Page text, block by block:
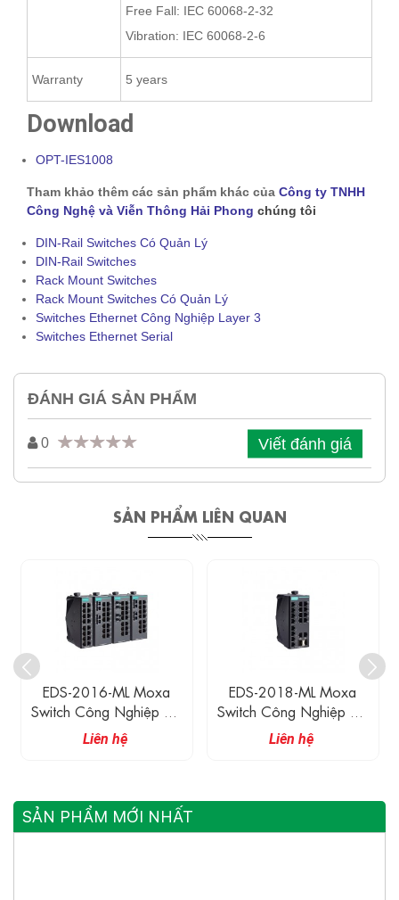
Free Fall: IEC 60068-2-32
Vibration: IEC 60068-2-6
Warranty 5 years
Download
OPT-IES1008
Tham khảo thêm các sản phẩm khác của Công ty TNHH
Công Nghệ và Viễn Thông Hải Phong chúng tôi
DIN-Rail Switches Có Quản Lý
DIN-Rail Switches
Rack Mount Switches
Rack Mount Switches Có Quản Lý
Switches Ethernet Công Nghiệp Layer 3
Switches Ethernet Serial
ĐÁNH GIÁ SẢN PHẨM
0 Viết đánh giá
SẢN PHẨM LIÊN QUAN
EDS-2016-ML Moxa
Switch Công Nghiệp 16
Cổng 10/100M
Liên hệ
EDS-2018-ML Moxa
Switch Công Nghiệp 16
Cổng 10/100M
Liên hệ
SẢN PHẨM MỚI NHẤT